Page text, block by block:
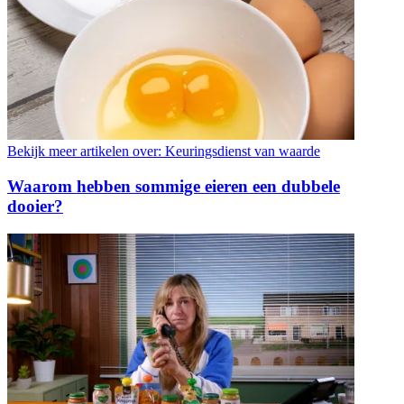
Bekijk meer artikelen over: Keuringsdienst van waarde
Waarom hebben sommige eieren een dubbele
dooier?